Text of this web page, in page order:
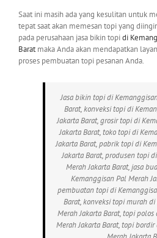
Saat ini masih ada yang kesulitan untuk
tepat saat akan memesan topi yang
pada perusahaan jasa bikin topidi
Baratmaka Anda akan mendapatkan
proses pembuatan topi pesanan Anda.
Jasa bikin topi di
Barat, konveksi topi di
Jakarta Barat, grosir topi di
Jakarta Barat, toko topi di
Jakarta Barat, pabrik topi di
Jakarta Barat, produsen topi
Merah Jakarta Barat, jasa
Kemanggisan Pal Merah
pembuatan topi di
Barat, konveksi topi murah
Merah Jakarta Barat, topi
Merah Jakarta Barat, topi